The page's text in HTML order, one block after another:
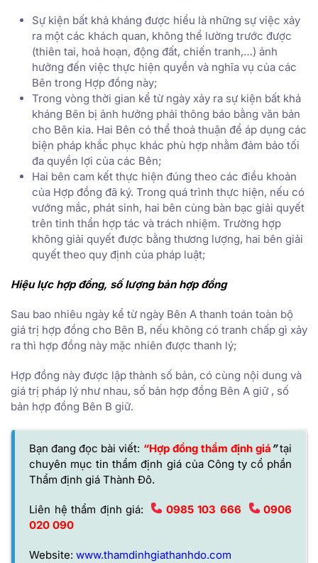
Sự kiện bất khả kháng được hiểu là những sự việc xảy
ra một các khách quan, không thể lường trước được
(thiên tai, hoả hoạn, động đất, chiến tranh,…) ảnh
hưởng đến việc thực hiện quyền và nghĩa vụ của các
Bên trong Hợp đồng này;
Trong vòng thời gian kể từ ngày xảy ra sự kiện bất khả
kháng Bên bị ảnh hưởng phải thông báo bằng văn bản
cho Bên kia. Hai Bên có thể thoả thuận để áp dụng các
biện pháp khắc phục khác phù hợp nhằm đảm bảo tối
đa quyền lợi của các Bên;
Hai bên cam kết thực hiện đúng theo các điều khoản
của Hợp đồng đã ký. Trong quá trình thực hiện, nếu có
vướng mắc, phát sinh, hai bên cùng bàn bạc giải quyết
trên tinh thần hợp tác và trách nhiệm. Trường hợp
không giải quyết được bằng thương lượng, hai bên giải
quyết theo quy định của pháp luật;
Hiệu lực hợp đồng, số lượng bản hợp đồng
Sau bao nhiêu ngày kể từ ngày Bên A thanh toán toàn bộ
giá trị hợp đồng cho Bên B, nếu không có tranh chấp gì xảy
ra thì hợp đồng này mặc nhiên được thanh lý;
Hợp đồng này được lập thành số bản, có cùng nội dung và
giá trị pháp lý như nhau, số bản hợp đồng Bên A giữ , số
bản hợp đồng Bên B giữ.
Bạn đang đọc bài viết: “Hợp đồng thẩm định giá ” tại
chuyên mục tin thẩm định giá của Công ty cổ phần
Thẩm định giá Thành Đô.
Liên hệ thẩm định giá: 0985 103 666
0906
020 090
Website: www.thamdinhgiathanhdo.com